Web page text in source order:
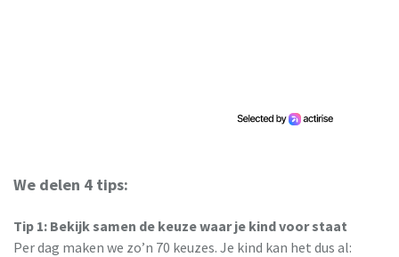
We delen 4 tips:
Tip 1: Bekijk samen de keuze waar je kind voor staat
Per dag maken we zo’n 70 keuzes. Je kind kan het dus al: